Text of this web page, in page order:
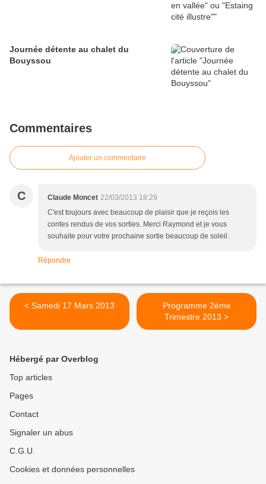
Journée détente au chalet du
Bouyssou
Commentaires
Ajouter un commentaire
C Claude Moncet 22/03/2013 18:29
C'est toujours avec beaucoup de plaisir que je reçois les
contes rendus de vos sorties. Merci Raymond et je vous
souhaite pour votre prochaine sortie beaucoup de soleil.
Répondre
< Samedi 17 Mars 2013
Programme 2ème
Trimestre 2013 >
Hébergé par Overblog
Top articles
Pages
Contact
Signaler un abus
C.G.U.
Cookies et données personnelles